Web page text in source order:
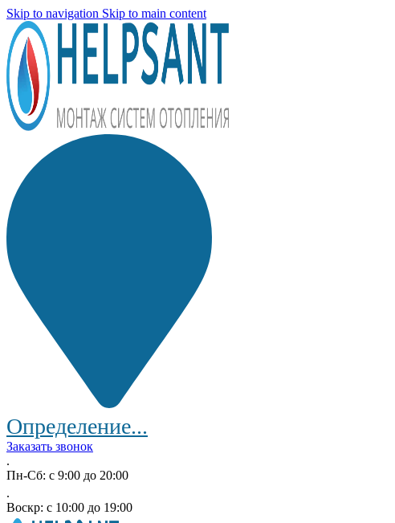
Skip to navigation Skip to main content
Определение...
Заказать звонок
.
Пн-Сб: с 9:00 до 20:00
.
Воскр: с 10:00 до 19:00